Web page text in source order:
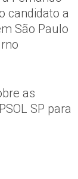
candidato a
São Paulo
as
SP para